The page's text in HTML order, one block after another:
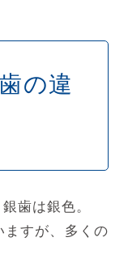
の違
歯は銀色。
ますが、多くの